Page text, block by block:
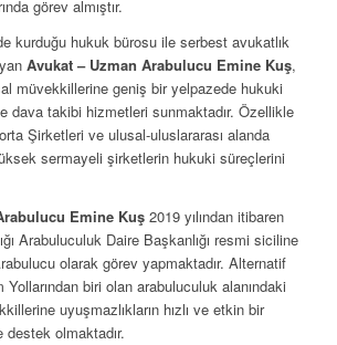
görev almıştır.
kurduğu hukuk bürosu ile serbest avukatlık
Avukat – Uzman Arabulucu Emine Kuş,
müvekkillerine geniş bir yelpazede hukuki
dava takibi hizmetleri sunmaktadır. Özellikle
Şirketleri ve ulusal-uluslararası alanda
sermayeli şirketlerin hukuki süreçlerini
Emine Kuş 2019 yılından itibaren
Arabuluculuk Daire Başkanlığı resmi siciline
olarak görev yapmaktadır. Alternatif
Yollarından biri olan arabuluculuk alanındaki
uyuşmazlıkların hızlı ve etkin bir
olmaktadır.